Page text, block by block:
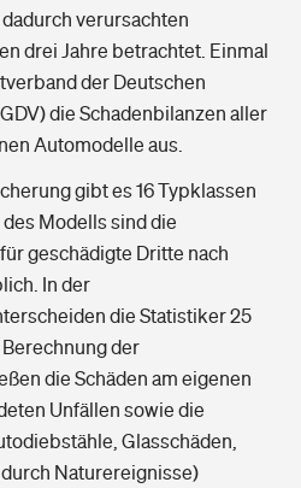
verursachten
drei Jahre betrachtet. Einmal
der Deutschen
die Schadenbilanzen aller
Automodelle aus.
gibt es 16 Typklassen
Modells sind die
geschädigte Dritte nach
In der
die Statistiker 25
der
die Schäden am eigenen
Unfällen sowie die
Glasschäden,
Naturereignisse)